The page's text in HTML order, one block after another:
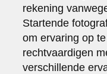
rekening
Startende
om ervaring op
rechtvaardigen
verschillende